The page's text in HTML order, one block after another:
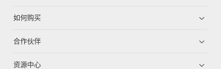
如何购买
合作伙伴
资源中心